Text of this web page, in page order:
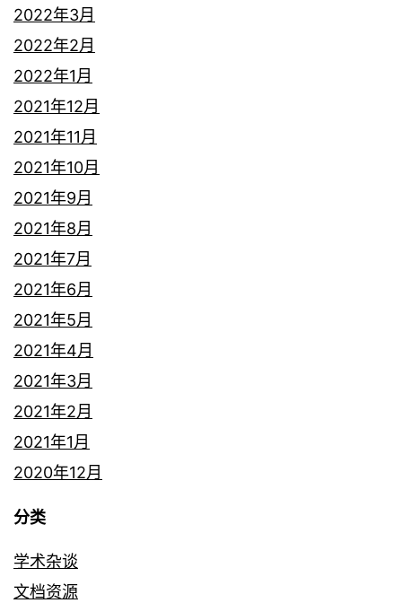
2022年3月
2022年2月
2022年1月
2021年12月
2021年11月
2021年10月
2021年9月
2021年8月
2021年7月
2021年6月
2021年5月
2021年4月
2021年3月
2021年2月
2021年1月
2020年12月
分类
学术杂谈
文档资源